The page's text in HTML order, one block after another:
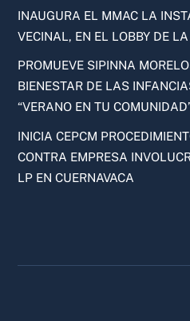
INAUGURA EL MMAC LA
VECINAL, EN EL LOBBY DE
PROMUEVE SIPINNA
BIENESTAR DE LAS
“VERANO EN TU
INICIA CEPCM
CONTRA EMPRESA
LP EN CUERNAVACA